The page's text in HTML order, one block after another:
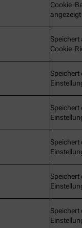
Cookie-
Speichert
Cookie-
Speichert
Speichert
Speichert
Speichert
Speichert